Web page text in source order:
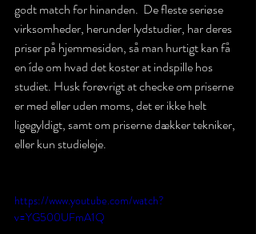
godt match for hinanden.  De fleste seriøse
virksomheder, herunder lydstudier, har deres
priser på hjemmesiden, så man hurtigt kan få
en íde om hvad det koster at indspille hos
studiet. Husk forøvrigt at checke om priserne
er med eller uden moms, det er ikke helt
ligegyldigt, samt om priserne dækker tekniker,
eller kun studieleje.
https://www.youtube.com/watch?
v=YG500UFmA1Q